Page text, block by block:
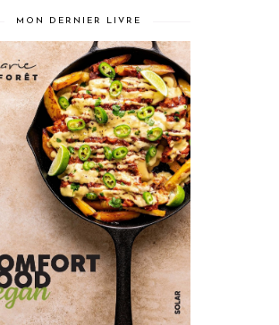
MON DERNIER LIVRE